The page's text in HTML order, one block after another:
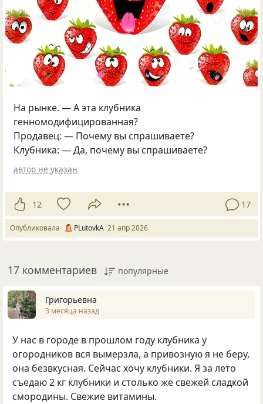
На рынке. — А эта клубника
генномодифицированная?
Продавец: — Почему вы спрашиваете?
Клубника: — Да, почему вы спрашиваете?
автор не указан
12 17
Опубликовала PLutоvkА 21 апр 2026
17 комментариев популярные
Григорьевна
3 месяца назад
У нас в городе в прошлом году клубника у
огородников вся вымерзла, а привозную я не беру,
она безвкусная. Сейчас хочу клубники. Я за лето
съедаю 2 кг клубники и столько же свежей сладкой
смородины. Свежие витамины.